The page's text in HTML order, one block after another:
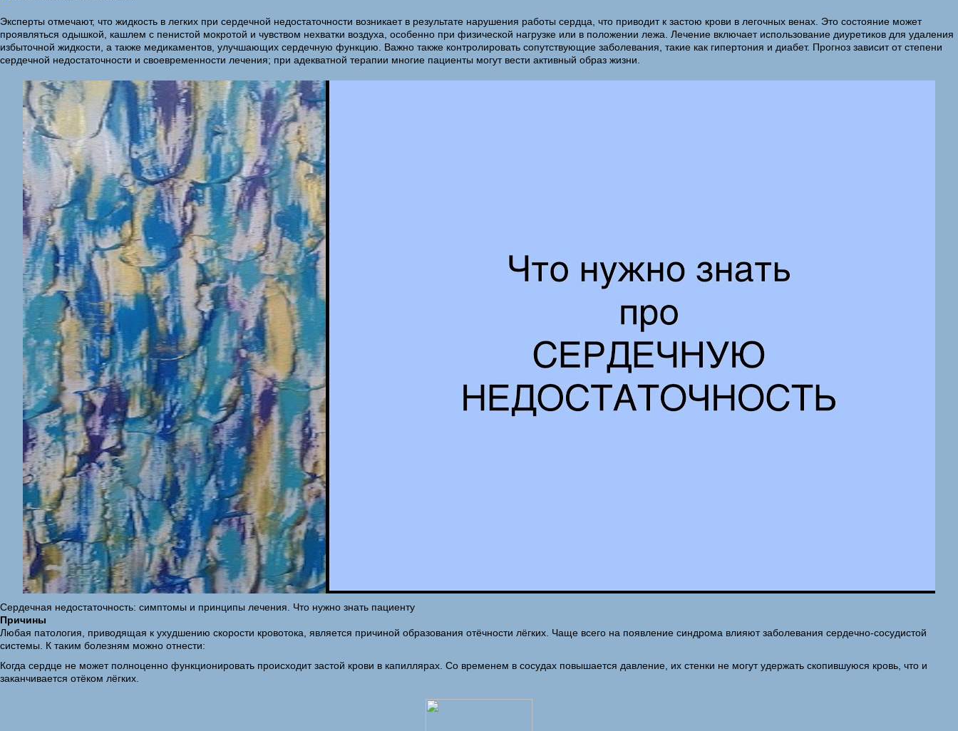
Эксперты отмечают, что жидкость в легких при сердечной недостаточности возникает в результате нарушения работы сердца, что приводит к застою крови в легочных венах. Это состояние может
проявляться одышкой, кашлем с пенистой мокротой и чувством нехватки воздуха, особенно при физической нагрузке или в положении лежа. Лечение включает использование диуретиков для удаления
избыточной жидкости, а также медикаментов, улучшающих сердечную функцию. Важно также контролировать сопутствующие заболевания, такие как гипертония и диабет. Прогноз зависит от степени
сердечной недостаточности и своевременности лечения; при адекватной терапии многие пациенты могут вести активный образ жизни.
Сердечная недостаточность: симптомы и принципы лечения. Что нужно знать пациенту
Причины
Любая патология, приводящая к ухудшению скорости кровотока, является причиной образования отёчности лёгких. Чаще всего на появление синдрома влияют заболевания сердечно-сосудистой
системы. К таким болезням можно отнести:
Когда сердце не может полноценно функционировать происходит застой крови в капиллярах. Со временем в сосудах повышается давление, их стенки не могут удержать скопившуюся кровь, что и
заканчивается отёком лёгких.